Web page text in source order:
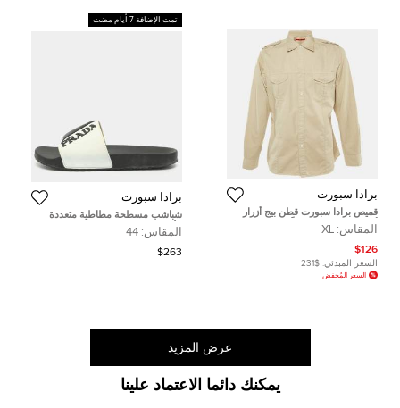
برادا سبورت
قميص برادا سبورت قطن بيج أزرار
أمامية مقاس كبير جداً (إكسترا لارج)
المقاس: XL
$126
السعر المبدئي: $231
السعر المُخفض
تمت الإضافة 7 أيام مضت
برادا سبورت
شباشب مسطحة مطاطية متعددة
الألوان بشعار برادا سبورت مقاس 44
المقاس: 44
$263
عرض المزيد
يمكنك دائما الاعتماد علينا